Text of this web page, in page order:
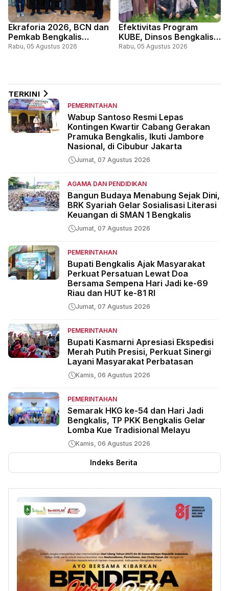
Ekraforia 2026, BCN dan
Pemkab Bengkalis
Gandeng Kemenko PM
Rabu, 05 Agustus 2026
Efektivitas Program
KUBE, Dinsos Bengkalis
Perkuat Pemberdayaan
Rabu, 05 Agustus 2026
TERKINI
PEMERINTAHAN
Wabup Santoso Resmi Lepas
Kontingen Kwartir Cabang Gerakan
Pramuka Bengkalis, Ikuti Jambore
Nasional, di Cibubur Jakarta
Jumat, 07 Agustus 2026
AGAMA DAN PENDIDIKAN
Bangun Budaya Menabung Sejak Dini,
BRK Syariah Gelar Sosialisasi Literasi
Keuangan di SMAN 1 Bengkalis
Jumat, 07 Agustus 2026
PEMERINTAHAN
Bupati Bengkalis Ajak Masyarakat
Perkuat Persatuan Lewat Doa
Bersama Sempena Hari Jadi ke-69
Riau dan HUT ke-81 RI
Jumat, 07 Agustus 2026
PEMERINTAHAN
Bupati Kasmarni Apresiasi Ekspedisi
Merah Putih Presisi, Perkuat Sinergi
Layani Masyarakat Perbatasan
Kamis, 06 Agustus 2026
PEMERINTAHAN
Semarak HKG ke-54 dan Hari Jadi
Bengkalis, TP PKK Bengkalis Gelar
Lomba Kue Tradisional Melayu
Kamis, 06 Agustus 2026
Indeks Berita